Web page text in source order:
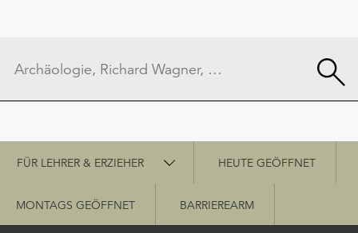
Schnellzugriff
FÜR LEHRER & ERZIEHER HEUTE GEÖFFNET
MONTAGS GEÖFFNET BARRIEREARM